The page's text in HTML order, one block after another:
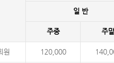
일 반
주중 주말
원 120,000